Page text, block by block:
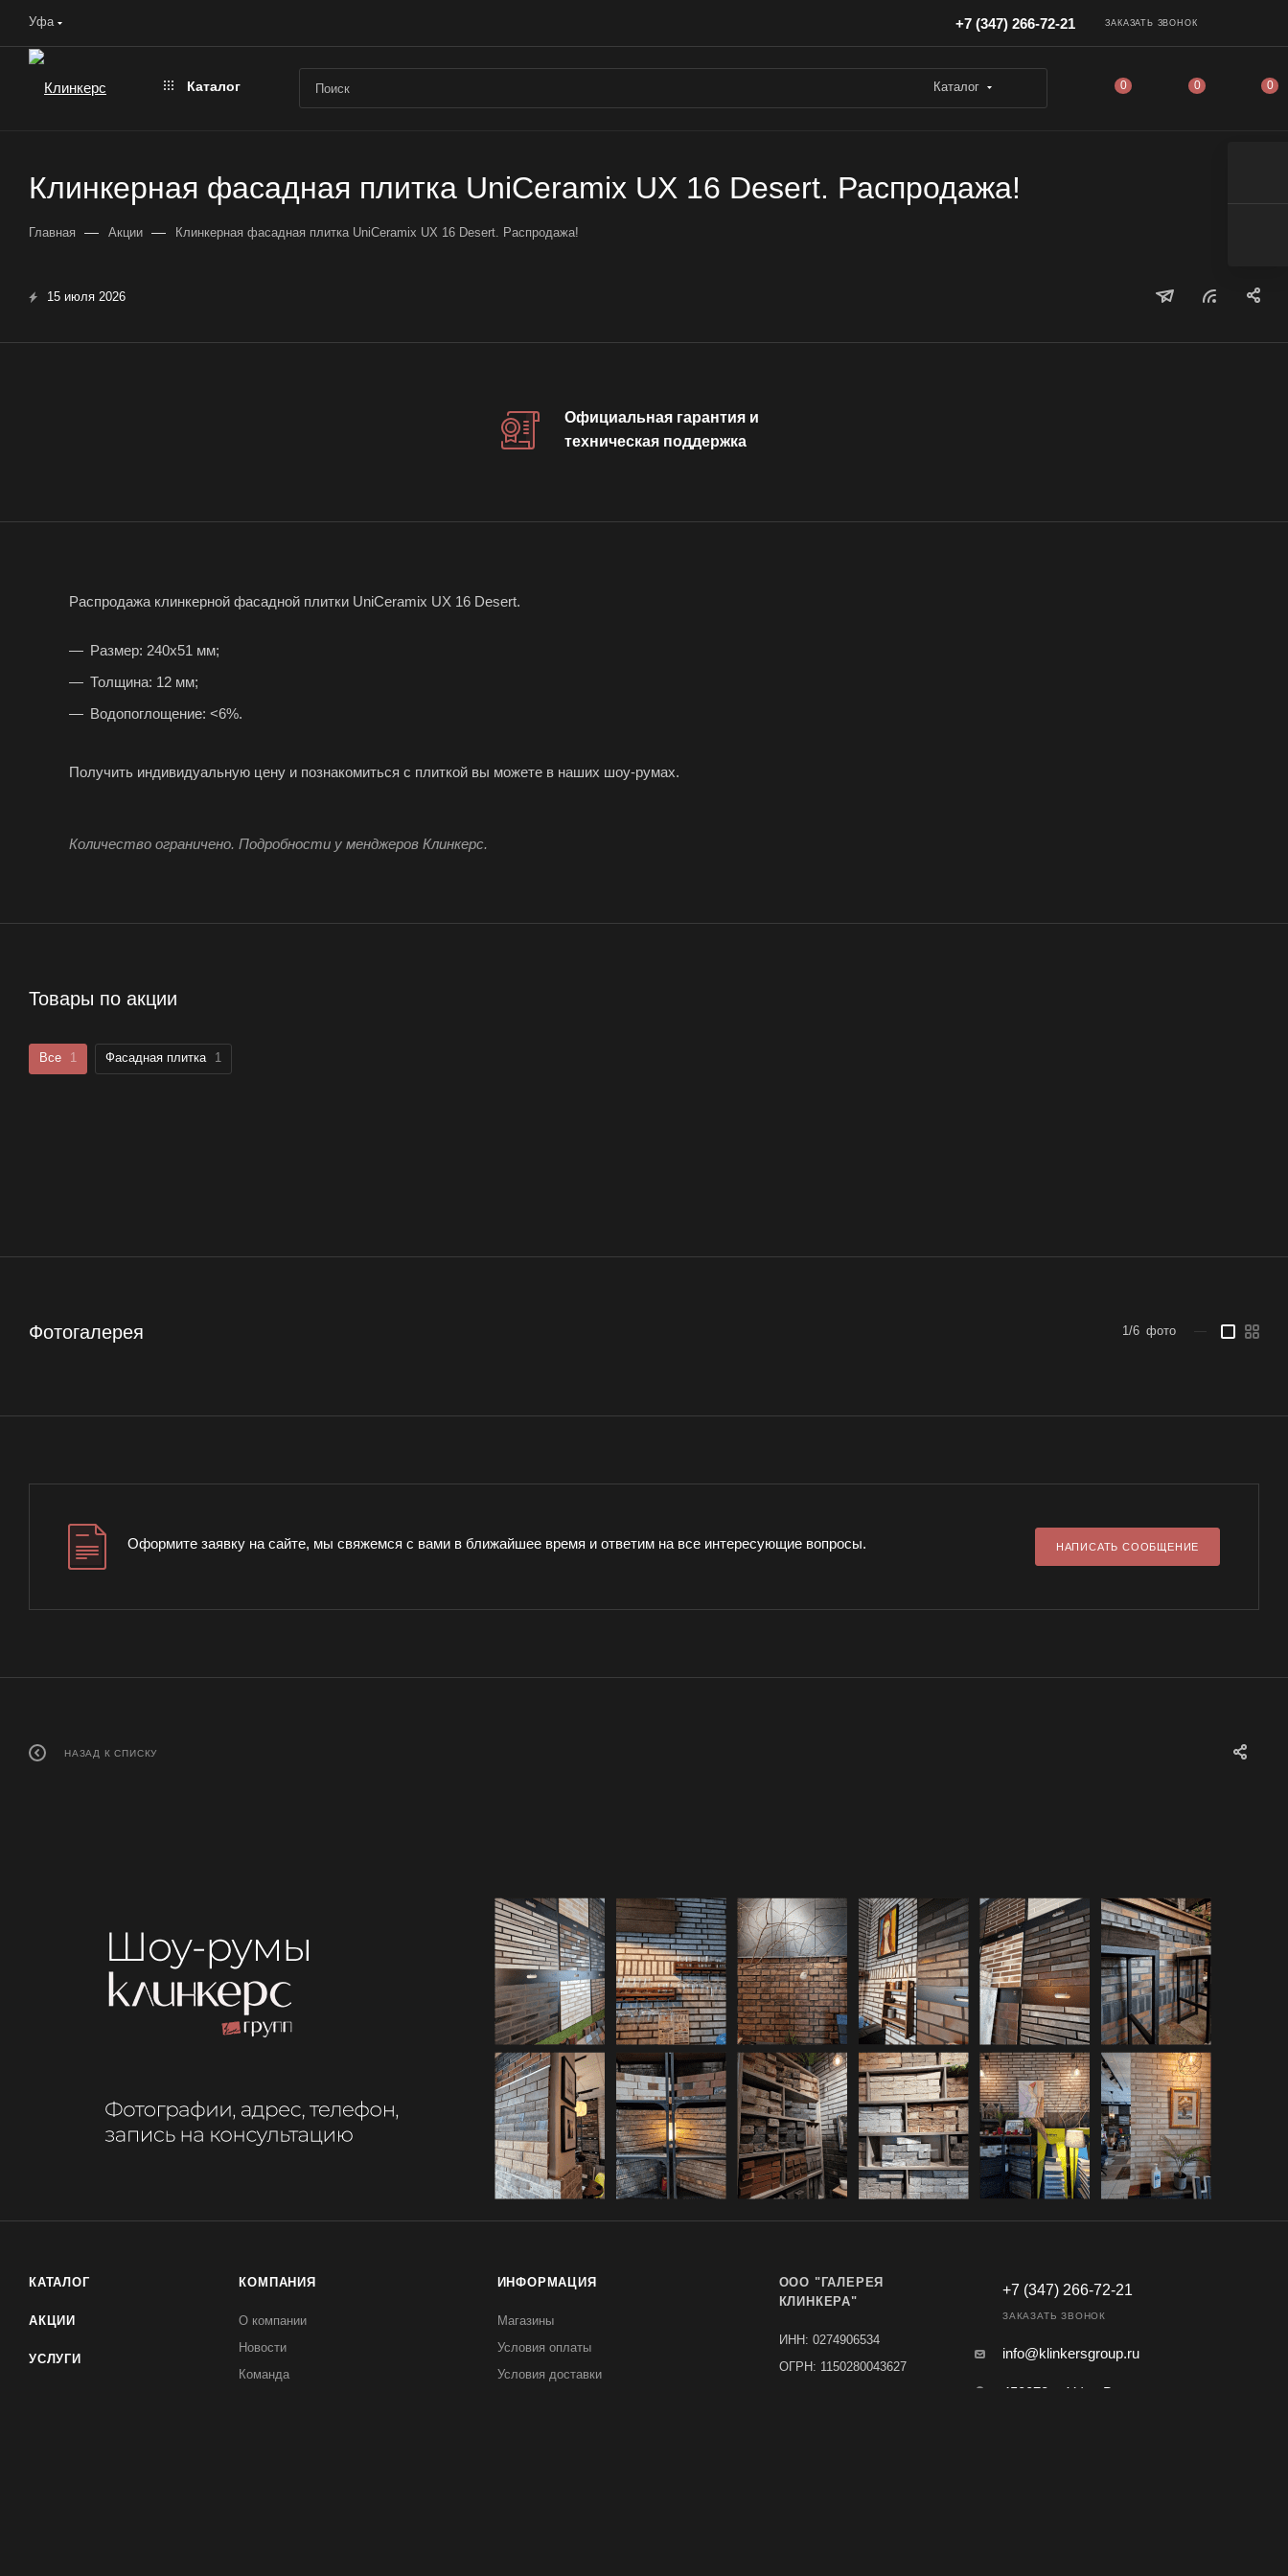
Уфа +7 (347) 266-72-21 ЗАКАЗАТЬ ЗВОНОК
Каталог Каталог 0 0 0
Клинкерная фасадная плитка UniCeramix UX 16 Desert. Распродажа!
Главная — Акции — Клинкерная фасадная плитка UniCeramix UX 16 Desert. Распродажа!
15 июля 2026
Официальная гарантия и
техническая поддержка
Распродажа клинкерной фасадной плитки UniCeramix UX 16 Desert.
Размер: 240х51 мм;
Толщина: 12 мм;
Водопоглощение: <6%.
Получить индивидуальную цену и познакомиться с плиткой вы можете в наших шоу-румах.
Количество ограничено. Подробности у менджеров Клинкерс.
Товары по акции
Все 1 Фасадная плитка 1
Фотогалерея 1/6 фото —
Оформите заявку на сайте, мы свяжемся с вами в ближайшее время и ответим на все интересующие вопросы. НАПИСАТЬ СООБЩЕНИЕ
НАЗАД К СПИСКУ
КАТАЛОГ
АКЦИИ
УСЛУГИ
КОМПАНИЯ
О компании
Новости
Команда
ИНФОРМАЦИЯ
Магазины
Условия оплаты
Условия доставки
ООО "ГАЛЕРЕЯ
КЛИНКЕРА"
ИНН: 0274906534
ОГРН: 1150280043627
+7 (347) 266-72-21
ЗАКАЗАТЬ ЗВОНОК
info@klinkersgroup.ru
450078, г. Уфа, Владивостокская,